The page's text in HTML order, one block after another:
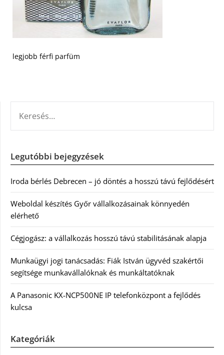
legjobb férfi parfüm
Legutóbbi bejegyzések
Iroda bérlés Debrecen – jó döntés a hosszú távú fejlődésért
Weboldal készítés Győr vállalkozásainak könnyedén
elérhető
Cégjogász: a vállalkozás hosszú távú stabilitásának alapja
Munkaügyi jogi tanácsadás: Fiák István ügyvéd szakértői
segítsége munkavállalóknak és munkáltatóknak
A Panasonic KX-NCP500NE IP telefonközpont a fejlődés
kulcsa
Kategóriák